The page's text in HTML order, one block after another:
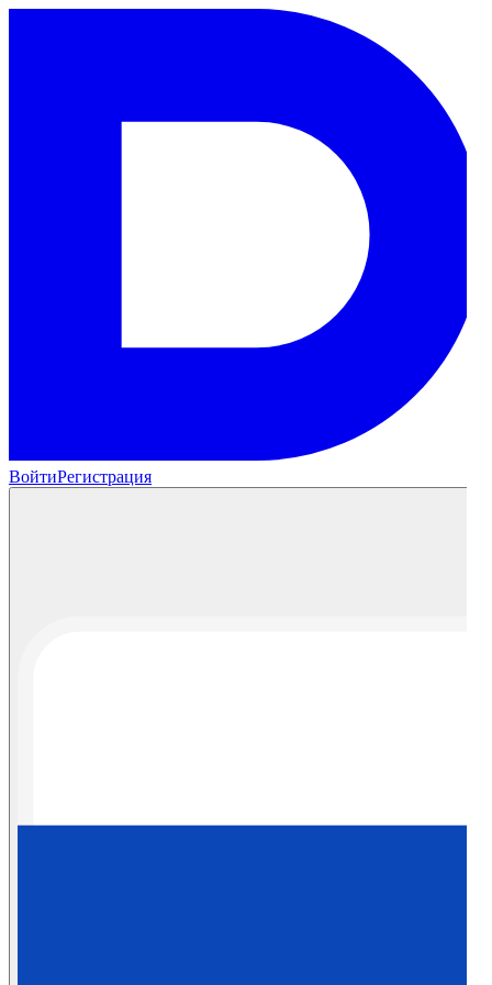
ВойтиРегистрация